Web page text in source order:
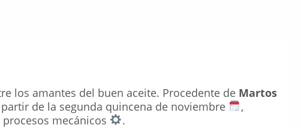
los amantes del buen aceite. Procedente de Martos
de la segunda quincena de noviembre
,
mecánicos
.